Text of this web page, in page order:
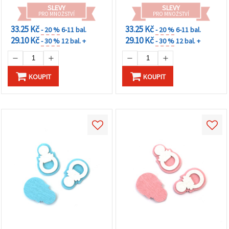
"Uložit"
Přijmout
Nastavení
SLEVY
PRO MNOŽSTVÍ
33.25 Kč- 20 %6-11 bal.
29.10 Kč- 30 %12 bal. +
KOUPIT
SLEVY
PRO MNOŽSTVÍ
33.25 Kč- 20 %6-11 bal.
29.10 Kč- 30 %12 bal. +
KOUPIT